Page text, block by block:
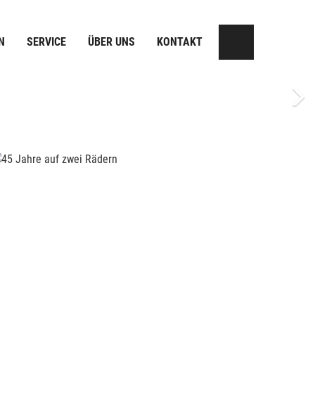
SERVICE ÜBER UNS KONTAKT